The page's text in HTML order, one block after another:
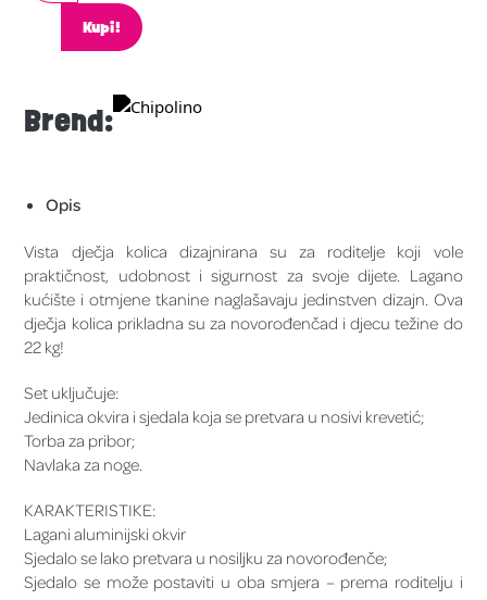
Kupi!
Brend:
Opis
Vista dječja kolica dizajnirana su za roditelje koji vole
praktičnost, udobnost i sigurnost za svoje dijete. Lagano
kućište i otmjene tkanine naglašavaju jedinstven dizajn. Ova
dječja kolica prikladna su za novorođenčad i djecu težine do
22 kg!
Set uključuje:
Jedinica okvira i sjedala koja se pretvara u nosivi krevetić;
Torba za pribor;
Navlaka za noge.
KARAKTERISTIKE:
Lagani aluminijski okvir
Sjedalo se lako pretvara u nosiljku za novorođenče;
Sjedalo se može postaviti u oba smjera – prema roditelju i